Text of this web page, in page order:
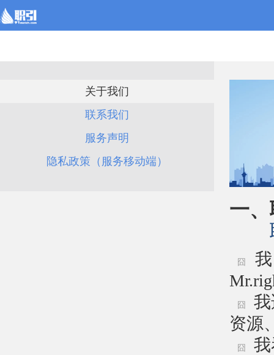
关于我们
联系我们
服务声明
隐私政策（服务移动端）
一
囧
囧
资源
囧